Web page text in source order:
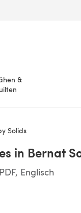
&
Solids
in Bernat
Englisch